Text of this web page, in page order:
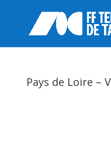
Pays de Loire –